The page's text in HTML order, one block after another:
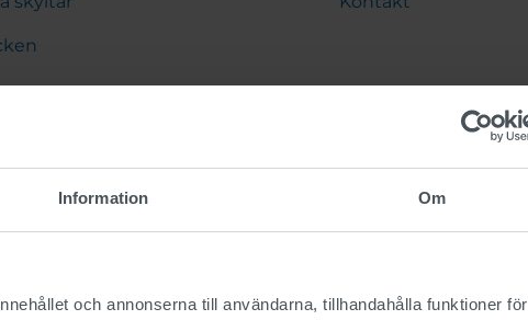
Information Om
och annonserna till användarna, tillhandahålla funktioner för